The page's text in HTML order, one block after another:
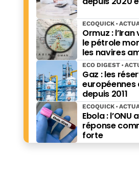
Ormuz :
le pétrole
les navires
ECOQUICK
Gaz : les
européennes
depuis 2011
ECO DIGEST
Ebola : l’ONU
réponse
forte
ECOQUICK